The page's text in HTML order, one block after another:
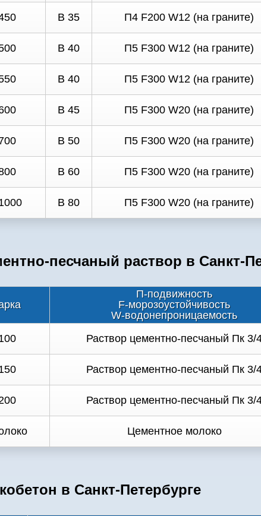
В 35 П4 F200 W12 (на граните)
В 40 П5 F300 W12 (на граните)
В 40 П5 F300 W12 (на граните)
В 45 П5 F300 W20 (на граните)
В 50 П5 F300 W20 (на граните)
В 60 П5 F300 W20 (на граните)
В 80 П5 F300 W20 (на граните)
песчаный раствор в Санкт-
П-подвижность
F-морозоустойчивость
W-водонепроницаемость
Раствор цементно-песчаный Пк 3/
Раствор цементно-песчаный Пк 3/
Раствор цементно-песчаный Пк 3/
Цементное молоко
в Санкт-Петербурге